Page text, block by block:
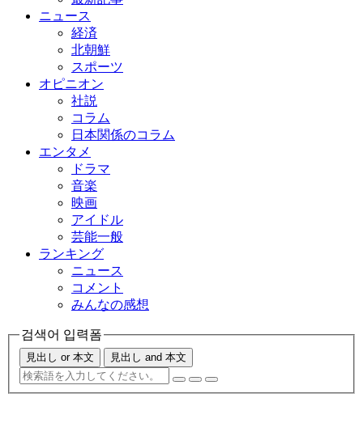
ニュース
経済
北朝鮮
スポーツ
オピニオン
社説
コラム
日本関係のコラム
エンタメ
ドラマ
音楽
映画
アイドル
芸能一般
ランキング
ニュース
コメント
みんなの感想
검색어 입력폼
見出し or 本文 見出し and 本文